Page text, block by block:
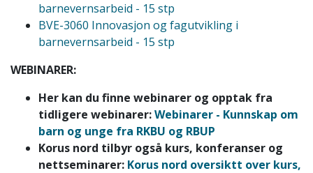
barnevernsarbeid - 15 stp
BVE-3060 Innovasjon og fagutvikling i
barnevernsarbeid - 15 stp
WEBINARER:
Her kan du finne webinarer og opptak fra
tidligere webinarer:Webinarer - Kunnskap om
barn og unge fra RKBU og RBUP
Korus nord tilbyr også kurs, konferanser og
nettseminarer: Korus nord oversiktt over kurs,